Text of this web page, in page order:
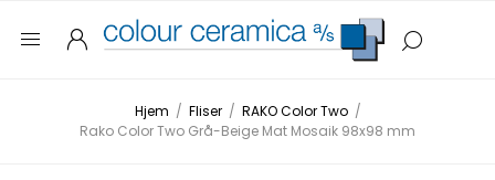
Hjem / Fliser / RAKO Color Two /
Rako Color Two Grå-Beige Mat Mosaik 98x98 mm